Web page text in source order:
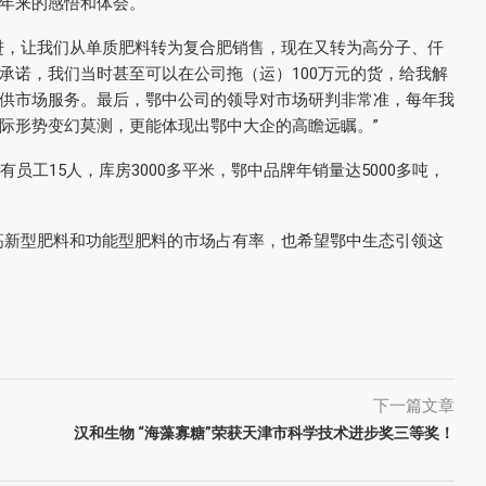
让我们从单质肥料转为复合肥销售，现在又转为高分子、仟
诺，我们当时甚至可以在公司拖（运）100万元的货，给我解
市场服务。最后，鄂中公司的领导对市场研判非常准，每年我
形势变幻莫测，更能体现出鄂中大企的高瞻远瞩。”
工15人，库房3000多平米，鄂中品牌年销量达5000多吨，
型肥料和功能型肥料的市场占有率，也希望鄂中生态引领这
下一篇文章
汉和生物 “海藻寡糖”荣获天津市科学技术进步奖三等奖！